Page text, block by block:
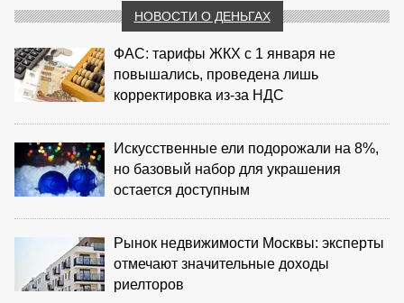
НОВОСТИ О ДЕНЬГАХ
ФАС: тарифы ЖКХ с 1 января не
повышались, проведена лишь
корректировка из‑за НДС
Искусственные ели подорожали на 8%,
но базовый набор для украшения
остается доступным
Рынок недвижимости Москвы: эксперты
отмечают значительные доходы
риелторов